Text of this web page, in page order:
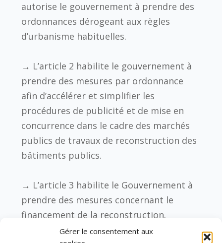
Gérer le consentement aux
autorise le gouvernement à prendre des
ordonnances dérogeant aux règles
d’urbanisme habituelles.
→ L’article 2 habilite le gouvernement à
prendre des mesures par ordonnance
afin d’accélérer et simplifier les
procédures de publicité et de mise en
concurrence dans le cadre des marchés
publics de travaux de reconstruction des
bâtiments publics.
→ L’article 3 habilite le Gouvernement à
prendre des mesures concernant le
financement de la reconstruction.